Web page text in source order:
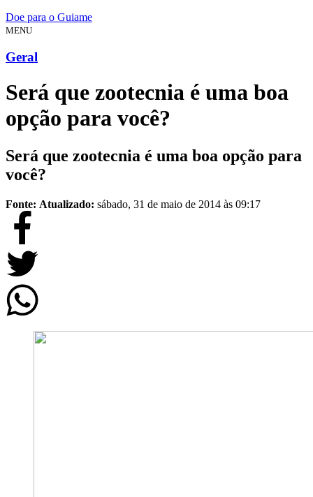
Doe para o Guiame
MENU
Geral
Será que zootecnia é uma boa
opção para você?
Será que zootecnia é uma boa opção para
você?
Fonte: Atualizado: sábado, 31 de maio de 2014 às 09:17